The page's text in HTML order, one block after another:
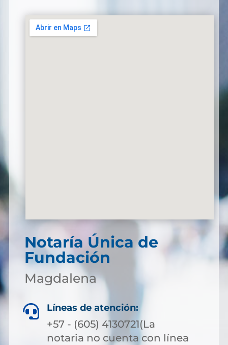
Notaría Única de
Fundación
Magdalena
 Líneas de atención:
+57 - (605) 4130721(La
notaria no cuenta con línea